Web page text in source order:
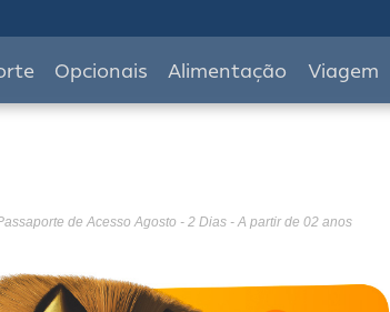
Opcionais Alimentação Viagem
de Acesso Agosto - 2 Dias - A partir de 02 anos